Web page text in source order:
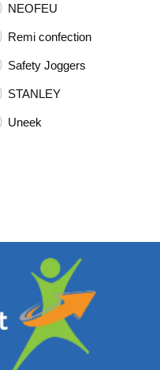
NEOFEU
Remi confection
Safety Joggers
STANLEY
Uneek